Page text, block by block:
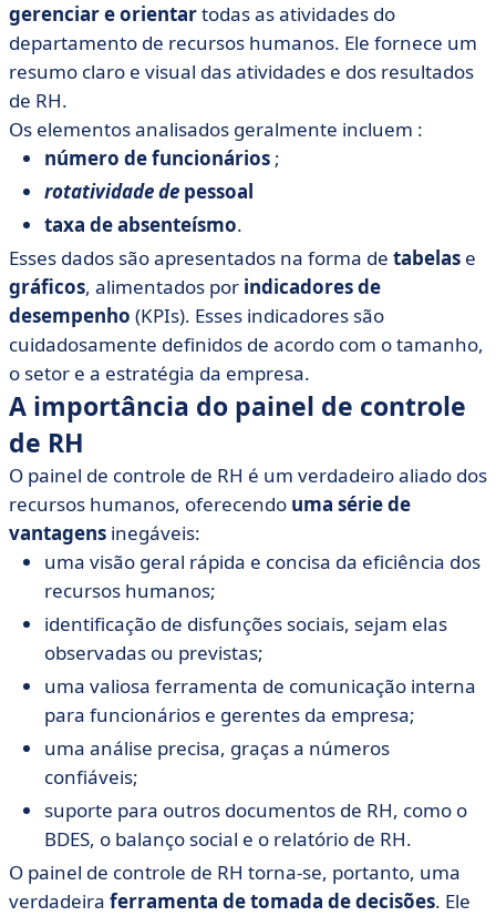
gerenciar e orientartodas as atividades do
departamento de recursos humanos. Ele fornece um
resumo claro e visual das atividades e dos resultados
de RH.
Os elementos analisados geralmente incluem :
número de funcionários ;
rotatividade de pessoal
taxa de absenteísmo.
Esses dados são apresentados na forma de tabelas e
gráficos, alimentados por indicadores de
desempenho (KPIs). Esses indicadores são
cuidadosamente definidos de acordo com o tamanho,
o setor e a estratégia da empresa.
A importância do painel de controle
de RH
O painel de controle de RH é um verdadeiro aliado dos
recursos humanos, oferecendo uma série de
vantagens inegáveis:
uma visão geral rápida e concisa da eficiência dos
recursos humanos;
identificação de disfunções sociais, sejam elas
observadas ou previstas;
uma valiosa ferramenta de comunicação interna
para funcionários e gerentes da empresa;
uma análise precisa, graças a números
confiáveis;
suporte para outros documentos de RH, como o
BDES, o balanço social e o relatório de RH.
O painel de controle de RH torna-se, portanto, uma
verdadeira ferramenta de tomada de decisões. Ele